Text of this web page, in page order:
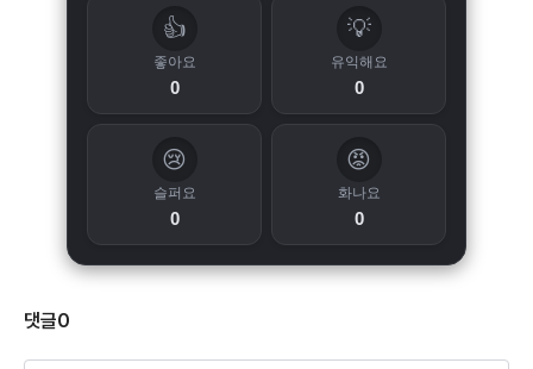
👍
좋아요
0
💡
유익해요
0
😢
슬퍼요
0
😡
화나요
0
댓글0